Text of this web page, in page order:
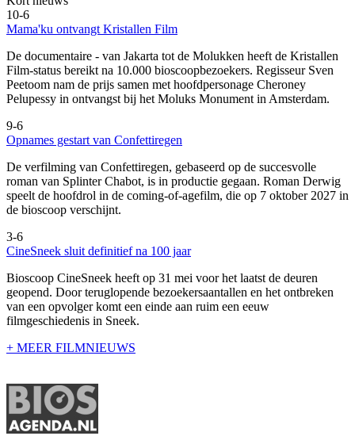
10-6
Mama'ku ontvangt Kristallen Film
De documentaire - van Jakarta tot de Molukken heeft de Kristallen
Film-status bereikt na 10.000 bioscoopbezoekers. Regisseur Sven
Peetoom nam de prijs samen met hoofdpersonage Cheroney
Pelupessy in ontvangst bij het Moluks Monument in Amsterdam.
9-6
Opnames gestart van Confettiregen
De verfilming van Confettiregen, gebaseerd op de succesvolle
roman van Splinter Chabot, is in productie gegaan. Roman Derwig
speelt de hoofdrol in de coming-of-agefilm, die op 7 oktober 2027 in
de bioscoop verschijnt.
3-6
CineSneek sluit definitief na 100 jaar
Bioscoop CineSneek heeft op 31 mei voor het laatst de deuren
geopend. Door teruglopende bezoekersaantallen en het ontbreken
van een opvolger komt een einde aan ruim een eeuw
filmgeschiedenis in Sneek.
+ MEER FILMNIEUWS